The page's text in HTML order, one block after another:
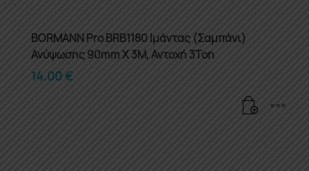
BORMANN Pro BRB1180 Ιμάντας (Σαμπάνι)
Ανύψωσης 90mm X 3M, Αντοχή 3Ton
14.00€